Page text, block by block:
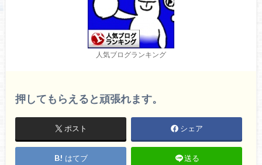
人気ブログランキング
押してもらえると頑張れます。
ポスト シェア
はてブ 送る